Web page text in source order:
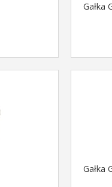
Gałka
Gałka